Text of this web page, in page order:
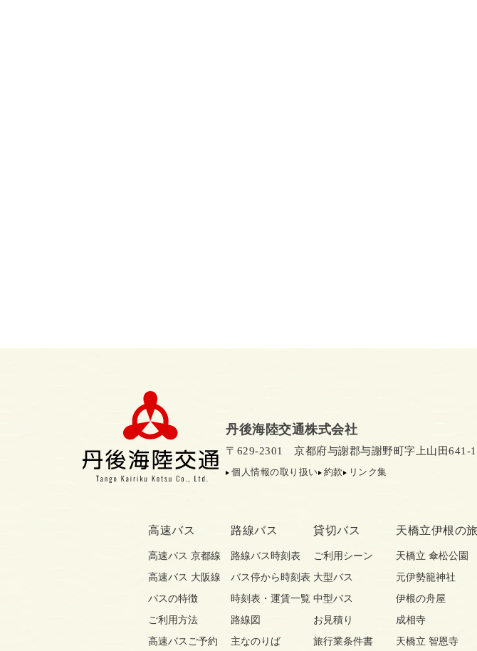
丹後海陸交通株式会社
〒629-2301 京都府与謝郡与謝野町字上山田
個人情報の取り扱い 約款 リンク集
高速バス
高速バス 京都線
高速バス 大阪線
バスの特徴
ご利用方法
高速バスご予約
路線バス
路線バス時刻表
バス停から時刻表
時刻表・運賃一覧
路線図
主なのりば
貸切バス
ご利用シーン
大型バス
中型バス
お見積り
旅行業条件書
天橋立伊根の旅
天橋立 傘松公園
元伊勢籠神社
伊根の舟屋
成相寺
天橋立 智恩寺